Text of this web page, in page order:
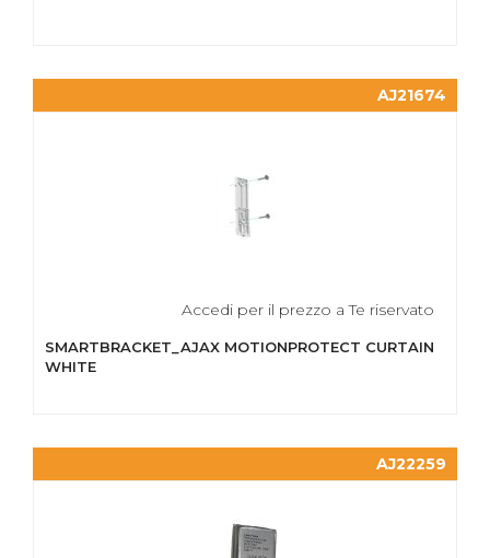
AJ21674
Accedi per il prezzo a Te riservato
SMARTBRACKET_AJAX MOTIONPROTECT CURTAIN
WHITE
AJ22259